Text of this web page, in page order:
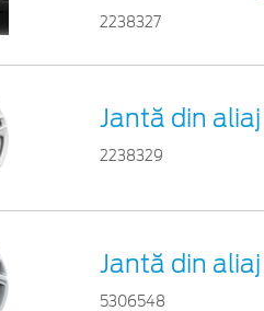
2238327
Jantă din
2238329
Jantă din
5306548